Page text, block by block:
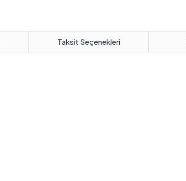
Taksit Seçenekleri